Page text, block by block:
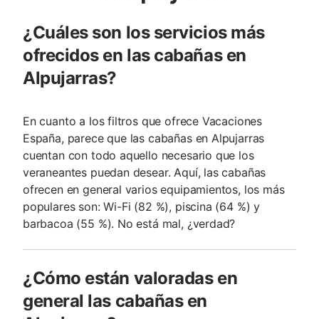
¿Cuáles son los servicios más
ofrecidos en las cabañas en
Alpujarras?
En cuanto a los filtros que ofrece Vacaciones
España, parece que las cabañas en Alpujarras
cuentan con todo aquello necesario que los
veraneantes puedan desear. Aquí, las cabañas
ofrecen en general varios equipamientos, los más
populares son: Wi-Fi (82 %), piscina (64 %) y
barbacoa (55 %). No está mal, ¿verdad?
¿Cómo están valoradas en
general las cabañas en